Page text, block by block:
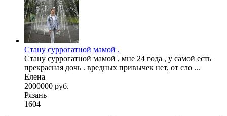
Стану суррогатной мамой .
Стану суррогатной мамой , мне 24 года , у самой есть
прекрасная дочь . вредных привычек нет, от сло ...
Елена
2000000 руб.
Рязань
1604